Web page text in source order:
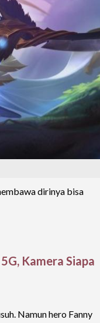
dirinya bisa
Kamera Siapa
Namun hero Fanny